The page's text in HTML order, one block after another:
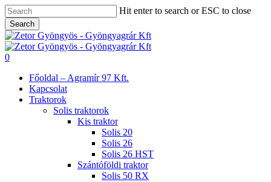
Skip
to
main
content
Hit enter to search or ESC to close
Search
Close
Search
search
0
Főoldal – Agramír 97 Kft.
Kapcsolat
Traktorok
Solis traktorok
Kis traktor
Solis 20
Solis 26
Solis 26 HST
Szántóföldi traktor
Solis 50 RX